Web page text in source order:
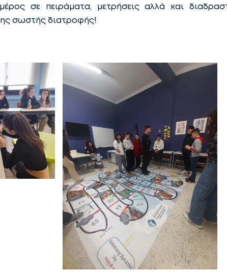
σε πειράματα, μετρήσεις αλλά και
σωστής διατροφής!